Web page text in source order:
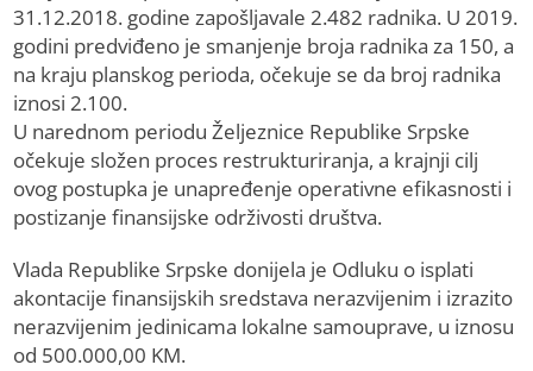
31.12.2018. godine zapošljavale 2.482 radnika. U 2019.
godini predviđeno je smanjenje broja radnika za 150, a
na kraju planskog perioda, očekuje se da broj radnika
iznosi 2.100.
U narednom periodu Željeznice Republike Srpske
očekuje složen proces restrukturiranja, a krajnji cilj
ovog postupka je unapređenje operativne efikasnosti i
postizanje finansijske održivosti društva.
Vlada Republike Srpske donijela je Odluku o isplati
akontacije finansijskih sredstava nerazvijenim i izrazito
nerazvijenim jedinicama lokalne samouprave, u iznosu
od 500.000,00 KM.